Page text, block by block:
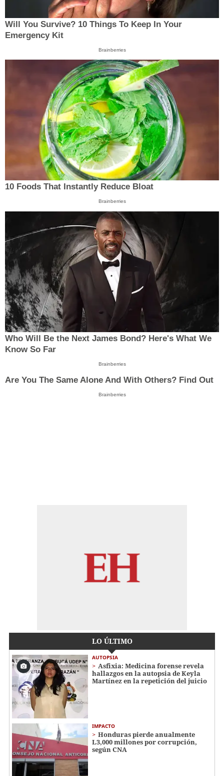
Will You Survive? 10 Things To Keep In Your
Emergency Kit
Brainberries
10 Foods That Instantly Reduce Bloat
Brainberries
Who Will Be the Next James Bond? Here's What We
Know So Far
Brainberries
Are You The Same Alone And With Others? Find Out
Brainberries
LO ÚLTIMO
AUTOPSIA
Asfixia: Medicina forense revela
hallazgos en la autopsia de Keyla
Martínez en la repetición del juicio
IMPACTO
Honduras pierde anualmente
L3,000 millones por corrupción,
según CNA